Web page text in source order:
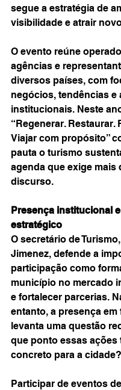
segue a estratégia de
visibilidade e atrair
O evento reúne
agências e
diversos países, com
negócios, tendências e
institucionais. Neste
“Regenerar. Restaurar.
Viajar com propósito”
pauta o turismo
agenda que exige mais
discurso.
Presença institucional
estratégico
O secretário de
Jimenez, defende a
participação como
município no mercado
e fortalecer parcerias.
entanto, a presença em
levanta uma questão
que ponto essas ações
concreto para a cidade?
Participar de eventos